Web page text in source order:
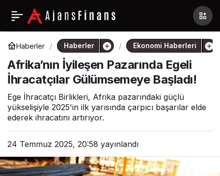
Haberler Haberler Ekonomi Haberleri
Afrika’nın İyileşen Pazarında Egeli
İhracatçılar Gülümsemeye Başladı!
Ege İhracatçı Birlikleri, Afrika pazarındaki güçlü
yükselişiyle 2025'in ilk yarısında çarpıcı başarılar elde
ederek ihracatını artırıyor.
24 Temmuz 2025, 20:58 yayınlandı